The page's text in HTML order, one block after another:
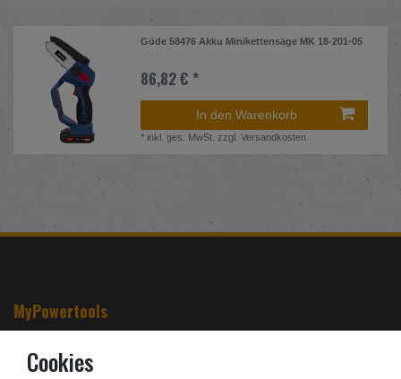
Güde 58476 Akku Minikettensäge MK 18-201-05
86,82 € *
In den Warenkorb
* inkl. ges. MwSt. zzgl.Versandkosten
MyPowertools
Zahlungsarten
Cookies